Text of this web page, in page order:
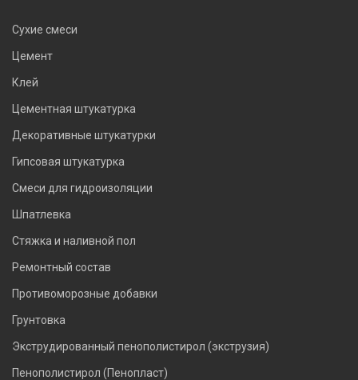
Сухие смеси
Цемент
Клей
Цементная штукатурка
Декоративные штукатурки
Гипсовая штукатурка
Смеси для гидроизоляции
Шпатлевка
Стяжка и наливной пол
Ремонтный состав
Противоморозные добавки
Грунтовка
Экструдированный пенополистирол (экструзия)
Пенополистирол (Пенопласт)